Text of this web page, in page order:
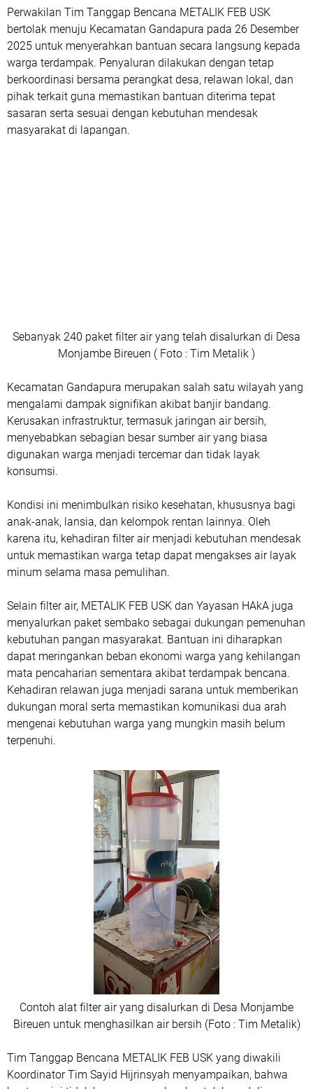
Perwakilan Tim Tanggap Bencana METALIK FEB USK
bertolak menuju Kecamatan Gandapura pada 26 Desember
2025 untuk menyerahkan bantuan secara langsung kepada
warga terdampak. Penyaluran dilakukan dengan tetap
berkoordinasi bersama perangkat desa, relawan lokal, dan
pihak terkait guna memastikan bantuan diterima tepat
sasaran serta sesuai dengan kebutuhan mendesak
masyarakat di lapangan.
Sebanyak 240 paket filter air yang telah disalurkan di Desa
Monjambe Bireuen ( Foto : Tim Metalik )
Kecamatan Gandapura merupakan salah satu wilayah yang
mengalami dampak signifikan akibat banjir bandang.
Kerusakan infrastruktur, termasuk jaringan air bersih,
menyebabkan sebagian besar sumber air yang biasa
digunakan warga menjadi tercemar dan tidak layak
konsumsi.
Kondisi ini menimbulkan risiko kesehatan, khususnya bagi
anak-anak, lansia, dan kelompok rentan lainnya. Oleh
karena itu, kehadiran filter air menjadi kebutuhan mendesak
untuk memastikan warga tetap dapat mengakses air layak
minum selama masa pemulihan.
Selain filter air, METALIK FEB USK dan Yayasan HAkA juga
menyalurkan paket sembako sebagai dukungan pemenuhan
kebutuhan pangan masyarakat. Bantuan ini diharapkan
dapat meringankan beban ekonomi warga yang kehilangan
mata pencaharian sementara akibat terdampak bencana.
Kehadiran relawan juga menjadi sarana untuk memberikan
dukungan moral serta memastikan komunikasi dua arah
mengenai kebutuhan warga yang mungkin masih belum
terpenuhi.
Contoh alat filter air yang disalurkan di Desa Monjambe
Bireuen untuk menghasilkan air bersih (Foto : Tim Metalik)
Tim Tanggap Bencana METALIK FEB USK yang diwakili
Koordinator Tim Sayid Hijrinsyah menyampaikan, bahwa